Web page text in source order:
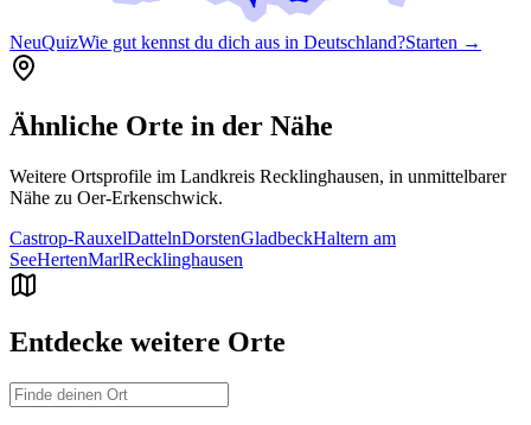
NeuQuizWie gut kennst du dich aus in Deutschland?Starten →
Ähnliche Orte in der Nähe
Weitere Ortsprofile im Landkreis Recklinghausen, in unmittelbarer
Nähe zu Oer-Erkenschwick.
Castrop-RauxelDattelnDorstenGladbeckHaltern am
SeeHertenMarlRecklinghausen
Entdecke weitere Orte